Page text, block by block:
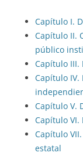
Capítulo I.
Capítulo II.
público
Capítulo III.
Capítulo
Capítulo V.
Capítulo VI.
Capítulo
estatal